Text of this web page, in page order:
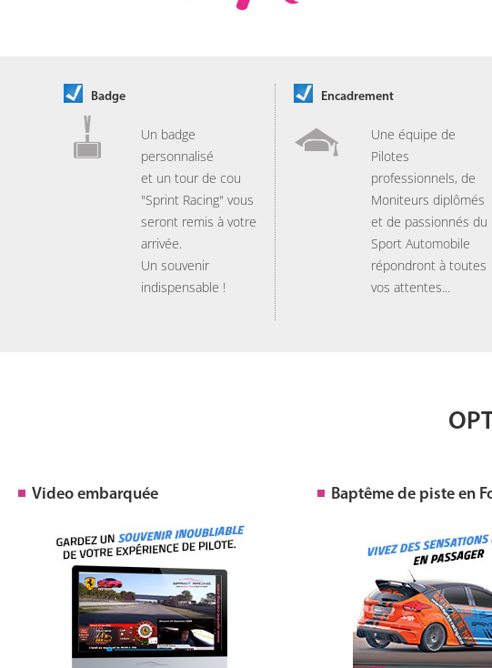
Badge
Un badge
personnalisé
et un tour de cou
"Sprint Racing" vous
seront remis à votre
arrivée.
Un souvenir
indispensable !
Encadrement
Une équipe de
Pilotes
professionnels, de
Moniteurs diplômés
et de passionnés du
Sport Automobile
répondront à toutes
vos attentes...
Video embarquée Baptême de piste en